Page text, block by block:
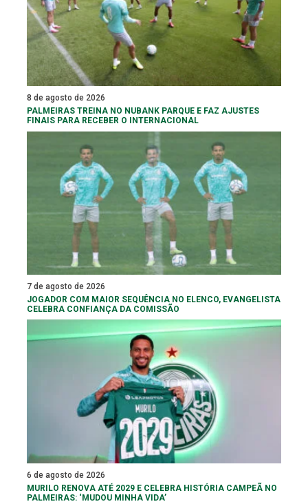
8 de agosto de 2026
PALMEIRAS TREINA NO NUBANK PARQUE E FAZ AJUSTES
FINAIS PARA RECEBER O INTERNACIONAL
7 de agosto de 2026
JOGADOR COM MAIOR SEQUÊNCIA NO ELENCO, EVANGELISTA
CELEBRA CONFIANÇA DA COMISSÃO
6 de agosto de 2026
MURILO RENOVA ATÉ 2029 E CELEBRA HISTÓRIA CAMPEÃ NO
PALMEIRAS: ‘MUDOU MINHA VIDA’